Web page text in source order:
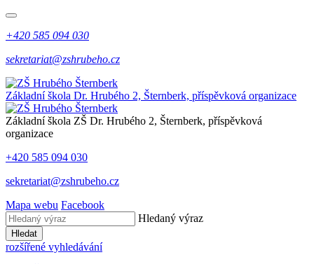
+420 585 094 030
sekretariat@zshrubeho.cz
Základní škola Dr. Hrubého 2, Šternberk, příspěvková organizace
Základní škola ZŠ Dr. Hrubého 2, Šternberk, příspěvková
organizace
+420 585 094 030
sekretariat@zshrubeho.cz
Mapa webu Facebook
Hledaný výraz
Hledat
rozšířené vyhledávání